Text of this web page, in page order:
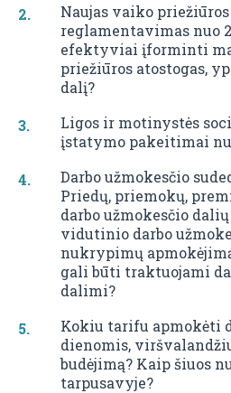
Naujas vaiko
reglamentavimas nuo
efektyviai įforminti
priežiūros atostogas,
dalį?
Ligos ir motinystės
įstatymo pakeitimai
Darbo užmokesčio
Priedų, priemokų,
darbo užmokesčio
vidutinio darbo
nukrypimų
gali būti traktuojami
dalimi?
Kokiu tarifu apmokėti
dienomis,
budėjimą? Kaip šiuos
tarpusavyje?